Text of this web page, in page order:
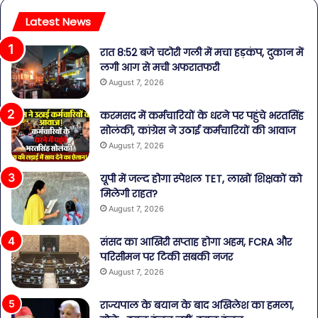
Latest News
रात 8:52 बजे चटोरी गली में मचा हड़कंप, दुकान में
लगी आग से मची अफरातफरी
August 7, 2026
करमसद में कर्मचारियों के धरने पर पहुंचे भरतसिंह
सोलंकी, कांग्रेस ने उठाई कर्मचारियों की आवाज
August 7, 2026
यूपी में जल्द होगा स्पेशल TET, लाखों शिक्षकों को
मिलेगी राहत?
August 7, 2026
संसद का आखिरी सप्ताह होगा अहम, FCRA और
परिसीमन पर टिकी सबकी नजर
August 7, 2026
राज्यपाल के बयान के बाद अखिलेश का हमला,